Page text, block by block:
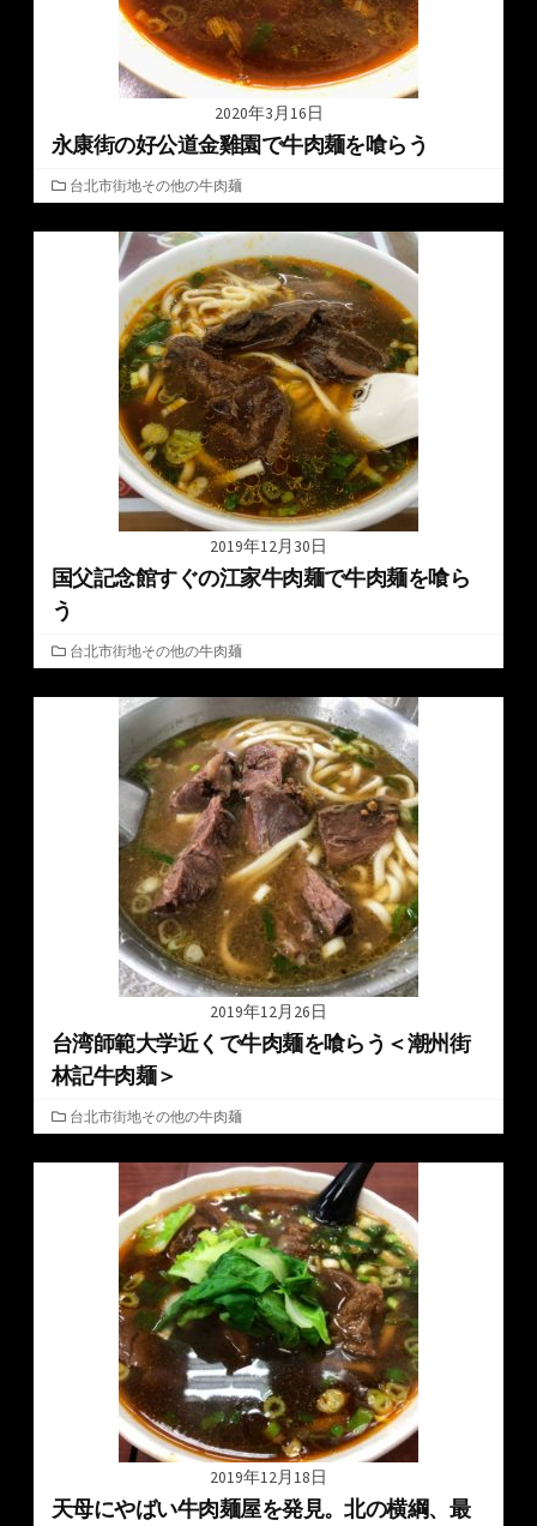
2020年3月16日
永康街の好公道金雞園で牛肉麺を喰らう
カ
テ
ゴ
台北市街地その他の牛肉麺
2019年12月30日
国父記念館すぐの江家牛肉麺で牛肉麺を喰ら
う
カ
テ
ゴ
台北市街地その他の牛肉麺
2019年12月26日
台湾師範大学近くで牛肉麺を喰らう＜潮州街
林記牛肉麺＞
カ
テ
ゴ
台北市街地その他の牛肉麺
2019年12月18日
天母にやばい牛肉麺屋を発見。北の横綱、最